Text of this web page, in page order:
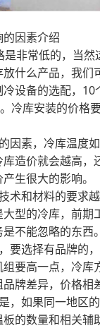
因素介绍
是非常低的，当
什么产品，我们
设备的选配，
冷库安装的价格
因素，冷库温度
造价就会越高，
生很大的影响。
术和材料的要求
型的冷库，前期
不能忽略的东西。
要选择有品牌的
要高一点，冷库
牌差异，价格相
，如果同一地区
的数量和相关辅